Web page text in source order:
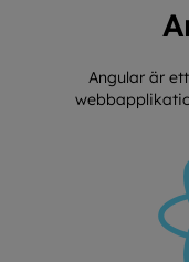
Angular är